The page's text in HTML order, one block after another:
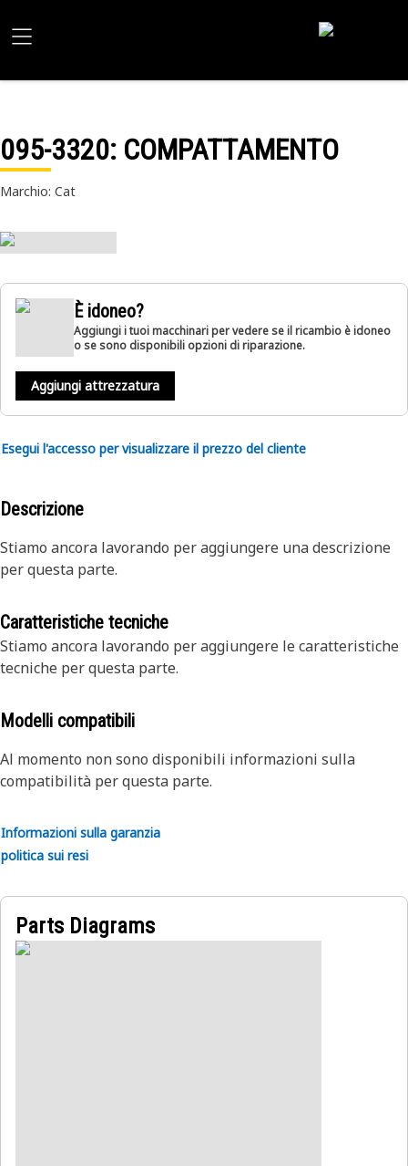
095-3320: COMPATTAMENTO
Marchio: Cat
È idoneo?
Aggiungi i tuoi macchinari per vedere se il ricambio è idoneo
o se sono disponibili opzioni di riparazione.
Aggiungi attrezzatura
Esegui l'accesso per visualizzare il prezzo del cliente
Descrizione
Stiamo ancora lavorando per aggiungere una descrizione
per questa parte.
Caratteristiche tecniche
Stiamo ancora lavorando per aggiungere le caratteristiche
tecniche per questa parte.
Modelli compatibili
Al momento non sono disponibili informazioni sulla
compatibilità per questa parte.
Informazioni sulla garanzia
politica sui resi
Parts Diagrams